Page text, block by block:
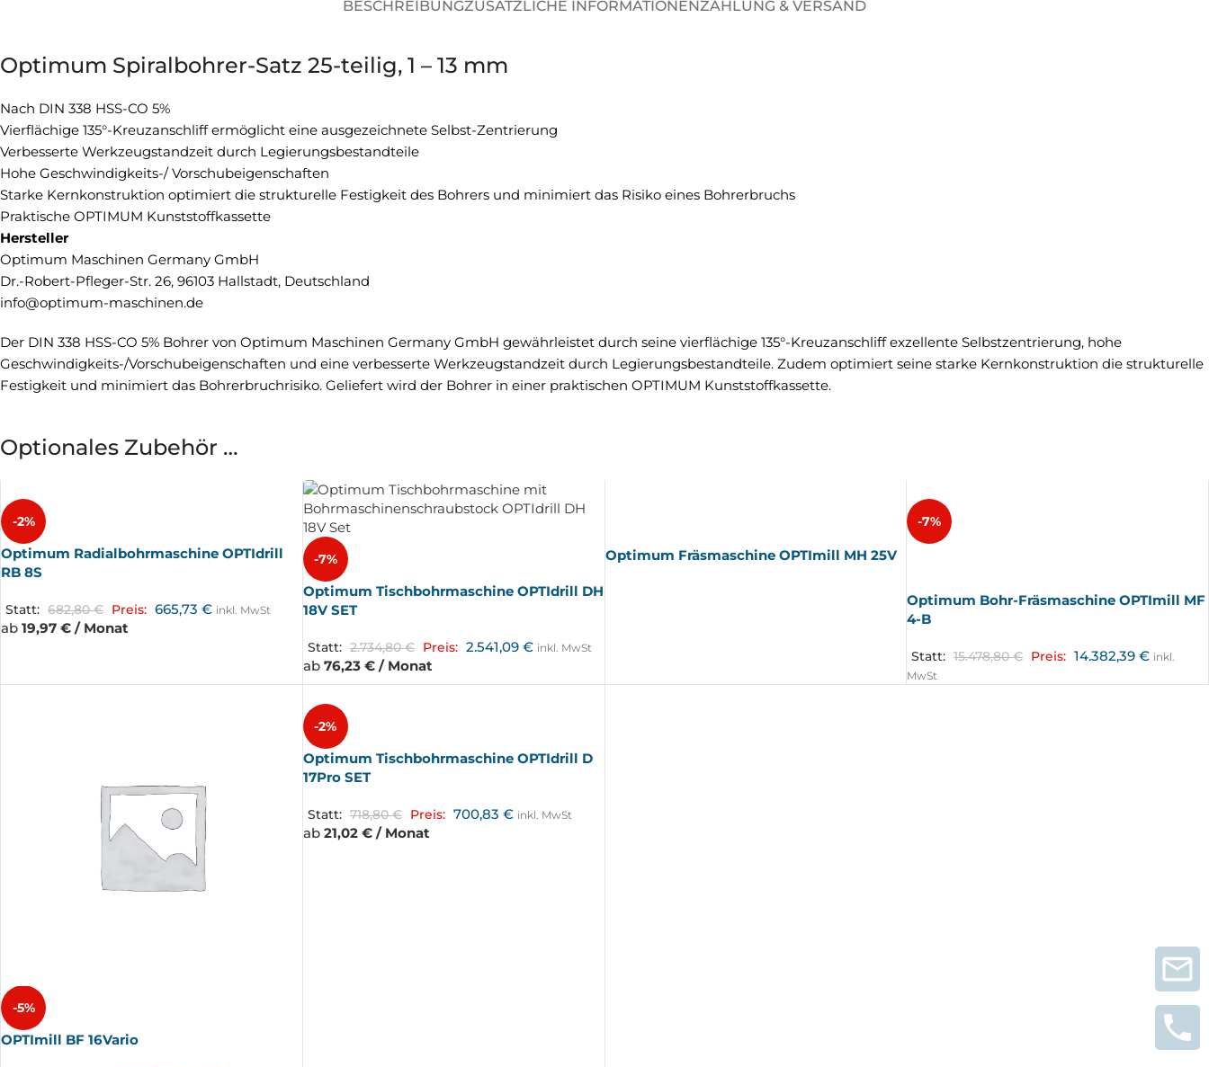
BESCHREIBUNGZUSÄTZLICHE INFORMATIONENZAHLUNG & VERSAND
Optimum Spiralbohrer-Satz 25-teilig, 1 – 13 mm
Nach DIN 338 HSS-CO 5%
Vierflächige 135°-Kreuzanschliff ermöglicht eine ausgezeichnete Selbst-Zentrierung
Verbesserte Werkzeugstandzeit durch Legierungsbestandteile
Hohe Geschwindigkeits-/ Vorschubeigenschaften
Starke Kernkonstruktion optimiert die strukturelle Festigkeit des Bohrers und minimiert das Risiko eines Bohrerbruchs
Praktische OPTIMUM Kunststoffkassette
Hersteller
Optimum Maschinen Germany GmbH
Dr.-Robert-Pfleger-Str. 26, 96103 Hallstadt, Deutschland
info@optimum-maschinen.de
Der DIN 338 HSS-CO 5% Bohrer von Optimum Maschinen Germany GmbH gewährleistet durch seine vierflächige 135°-Kreuzanschliff exzellente Selbstzentrierung, hohe
Geschwindigkeits-/Vorschubeigenschaften und eine verbesserte Werkzeugstandzeit durch Legierungsbestandteile. Zudem optimiert seine starke Kernkonstruktion die strukturelle
Festigkeit und minimiert das Bohrerbruchrisiko. Geliefert wird der Bohrer in einer praktischen OPTIMUM Kunststoffkassette.
Optionales Zubehör …
-2%
Optimum Radialbohrmaschine OPTIdrill
RB 8S
Statt: 682,80€ Preis: 665,73 € inkl. MwSt
ab 19,97 € / Monat
-7%
Optimum Tischbohrmaschine OPTIdrill DH
18V SET
Statt: 2.734,80€ Preis: 2.541,09 € inkl. MwSt
ab 76,23 € / Monat
Optimum Fräsmaschine OPTImill MH 25V
-7%
Optimum Bohr-Fräsmaschine OPTImill MF
4-B
Statt: 15.478,80€ Preis: 14.382,39€ inkl.
MwSt
-5%
OPTImill BF 16Vario
-2%
Optimum Tischbohrmaschine OPTIdrill D
17Pro SET
Statt: 718,80€ Preis: 700,83 € inkl. MwSt
ab 21,02 € / Monat